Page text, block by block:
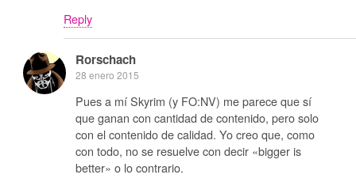
Reply
Rorschach
28 enero 2015
Pues a mí Skyrim (y FO:NV) me parece que sí
que ganan con cantidad de contenido, pero solo
con el contenido de calidad. Yo creo que, como
con todo, no se resuelve con decir «bigger is
better» o lo contrario.